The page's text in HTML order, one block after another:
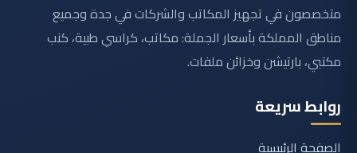
متخصصون في تجهيز المكاتب والشركات في جدة وجميع
مناطق المملكة بأسعار الجملة: مكاتب، كراسي طبية، كنب
مكتبي، بارتيشن وخزائن ملفات.
روابط سريعة
الصفحة الرئيسية